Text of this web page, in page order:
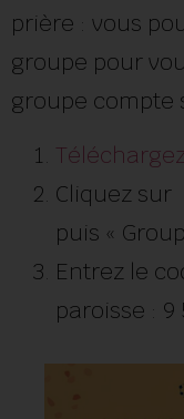
prière : vous
groupe pour
groupe compte
Cliquez sur
puis «
Entrez le
paroisse : 9